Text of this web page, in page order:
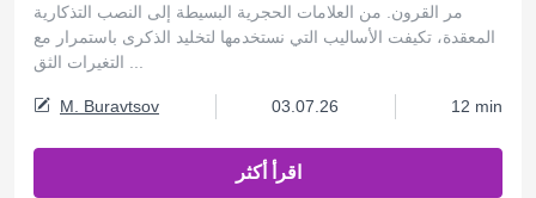
مر القرون. من العلامات الحجرية البسيطة إلى النصب التذكارية
المعقدة، تكيفت الأساليب التي نستخدمها لتخليد الذكرى باستمرار مع
M. Buravtsov 03.07.26 12 min
اقرأ أكثر